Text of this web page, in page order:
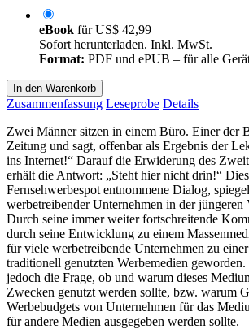
eBook fürUS$ 42,99
Sofort herunterladen. Inkl. MwSt.
Format: PDF und ePUB – für alle
In den Warenkorb
Zusammenfassung Leseprobe Details
Zwei Männer sitzen in einem Büro. Einer der
Zeitung und sagt, offenbar als Ergebnis der
ins Internet!“ Darauf die Erwiderung des
erhält die Antwort: „Steht hier nicht drin!“
Fernsehwerbespot entnommene Dialog,
werbetreibender Unternehmen in der jüngeren
Durch seine immer weiter fortschreitende
durch seine Entwicklung zu einem
für viele werbetreibende Unternehmen zu
traditionell genutzten Werbemedien geworden.
jedoch die Frage, ob und warum dieses
Zwecken genutzt werden sollte, bzw. warum
Werbebudgets von Unternehmen für das
für andere Medien ausgegeben werden sollte.